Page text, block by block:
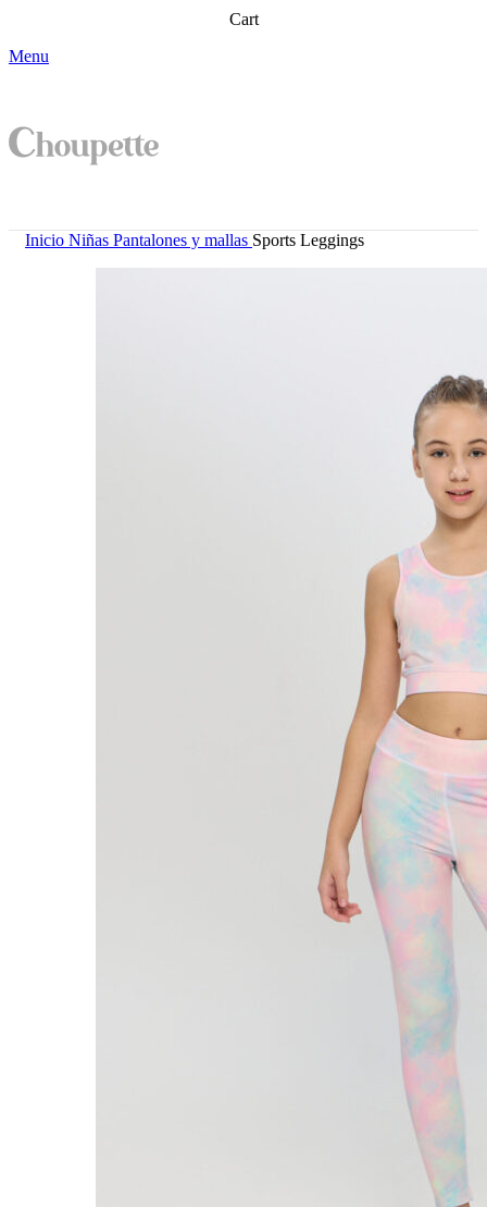
Cart
Menu
Inicio Niñas Pantalones y mallas Sports Leggings